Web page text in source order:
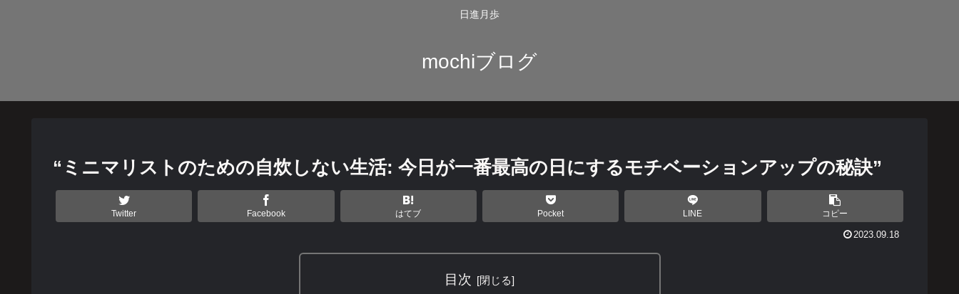
日進月歩
mochiブログ
“ミニマリストのための自炊しない生活: 今日が一番最高の日にするモチベーションアップの秘訣”
Twitter Facebook はてブ Pocket LINE コピー
2023.09.18
目次